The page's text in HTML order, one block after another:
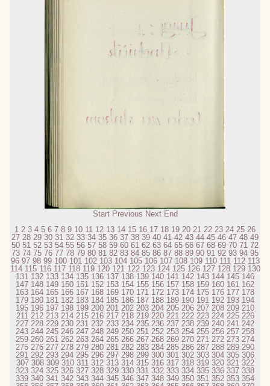
Start Previous Next End
1 2 3 4 5 6 7 8 9 10 11 12 13 14 15 16 17 18 19 20 21 22 23 24 25 26
27 28 29 30 31 32 33 34 35 36 37 38 39 40 41 42 43 44 45 46 47 48 49
50 51 52 53 54 55 56 57 58 59 60 61 62 63 64 65 66 67 68 69 70 71 72
73 74 75 76 77 78 79 80 81 82 83 84 85 86 87 88 89 90 91 92 93 94 95
96 97 98 99 100 101 102 103 104 105 106 107 108 109 110 111 112 113
114 115 116 117 118 119 120 121 122 123 124 125 126 127 128 129 130
131 132 133 134 135 136 137 138 139 140 141 142 143 144 145 146
147 148 149 150 151 152 153 154 155 156 157 158 159 160 161 162
163 164 165 166 167 168 169 170 171 172 173 174 175 176 177 178
179 180 181 182 183 184 185 186 187 188 189 190 191 192 193 194
195 196 197 198 199 200 201 202 203 204 205 206 207 208 209 210
211 212 213 214 215 216 217 218 219 220 221 222 223 224 225 226
227 228 229 230 231 232 233 234 235 236 237 238 239 240 241 242
243 244 245 246 247 248 249 250 251 252 253 254 255 256 257 258
259 260 261 262 263 264 265 266 267 268 269 270 271 272 273 274
275 276 277 278 279 280 281 282 283 284 285 286 287 288 289 290
291 292 293 294 295 296 297 298 299 300 301 302 303 304 305 306
307 308 309 310 311 312 313 314 315 316 317 318 319 320 321 322
323 324 325 326 327 328 329 330 331 332 333 334 335 336 337 338
339 340 341 342 343 344 345 346 347 348 349 350 351 352 353 354